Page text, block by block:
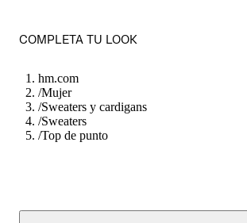
COMPLETA TU LOOK
hm.com
/Mujer
/Sweaters y cardigans
/Sweaters
/Top de punto